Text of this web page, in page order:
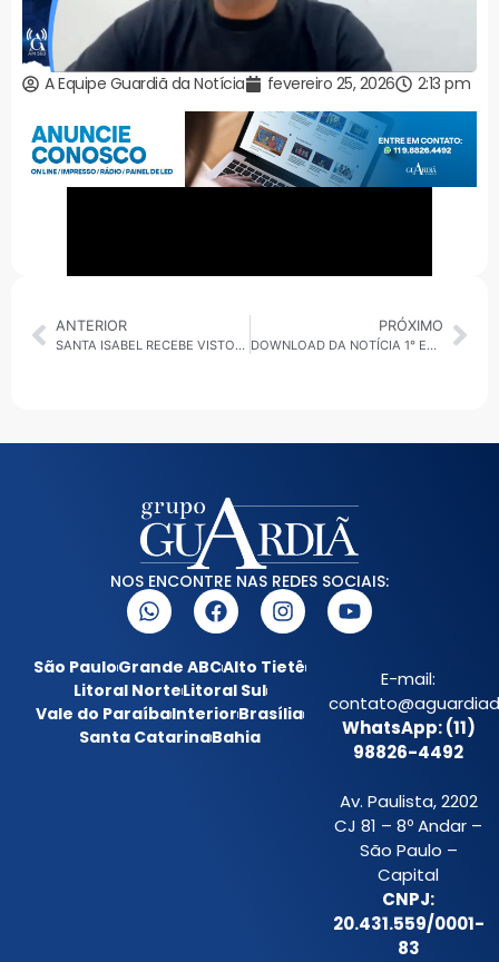
A Equipe Guardiã da Notícia fevereiro 25, 2026 2:13 pm
ANTERIOR
SANTA ISABEL RECEBE VISTORIA DA DEFESA CIVIL EM ÁREAS ATINGIDAS PELAS CHUVAS
PRÓXIMO
DOWNLOAD DA NOTÍCIA 1° EDIÇÃO 25/02: AÇÕES DE SAÚDE, INFRAESTRUTURA E SUSTENTABILIDADE MOVIMENTAM A AGENDA DE ESTADOS E MUNICÍPIOS
NOS ENCONTRE NAS REDES SOCIAIS:
São PauloGrande ABCAlto Tietê
Litoral NorteLitoral Sul
Vale do ParaíbaInteriorBrasília
Santa CatarinaBahia
E-mail:
WhatsApp: (11)
98826-4492
Av. Paulista, 2202
CJ 81 – 8º Andar –
São Paulo –
Capital
CNPJ:
20.431.559/0001-
83